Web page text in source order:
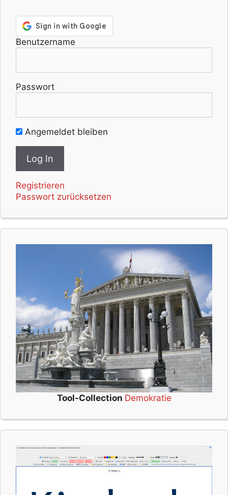
Benutzername
Passwort
Angemeldet bleiben
Registrieren
Passwort zurücksetzen
Tool-Collection Demokratie